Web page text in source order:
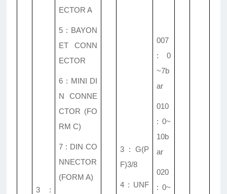
3 :
ECTOR A
5 : BAYON
ET CONN
ECTOR
6 : MINI DI
N CONNE
CTOR (FO
RM C)
7 : DIN CO
NNECTOR
(FORM A)
3 : G(P
F)3/8
4 : UNF
007
: 0
~7b
ar
010
: 0~
10b
ar
020
: 0~